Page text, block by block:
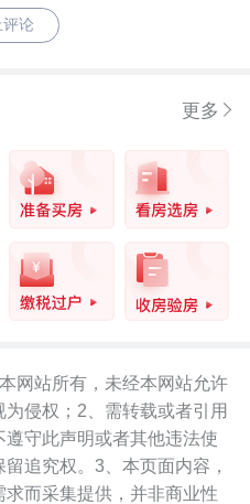
论
更多
网站所有，未经本网站允许
侵权；2、需转载或者引用
守此声明或者其他违法使
追究权。3、本页面内容，
而采集提供，并非商业性